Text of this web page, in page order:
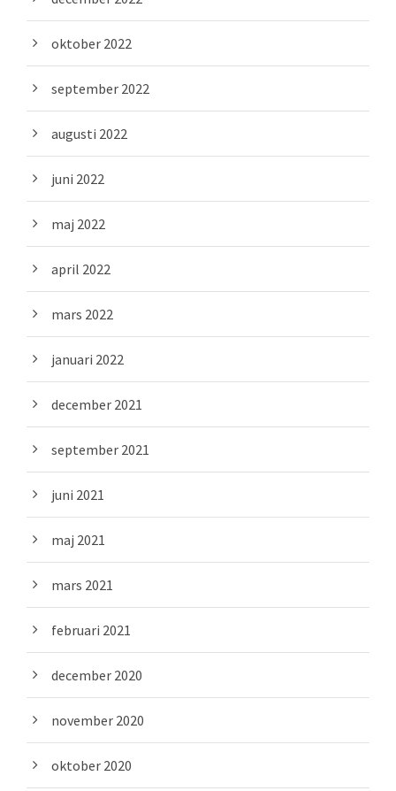
oktober 2022
september 2022
augusti 2022
juni 2022
maj 2022
april 2022
mars 2022
januari 2022
december 2021
september 2021
juni 2021
maj 2021
mars 2021
februari 2021
december 2020
november 2020
oktober 2020